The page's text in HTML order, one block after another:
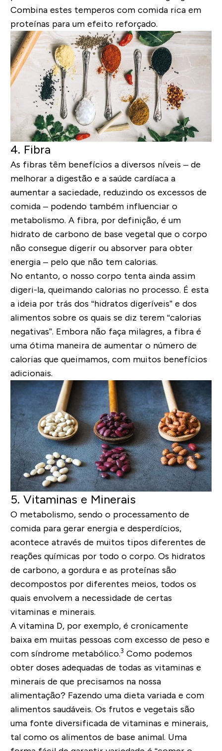
Combina estes temperos com comida rica em
proteínas para um efeito reforçado.
4. Fibra
As fibras têm benefícios a diversos níveis – de
melhorar a digestão e a saúde cardíaca a
aumentar a saciedade, reduzindo os excessos de
comida – podendo também influenciar o
metabolismo. A fibra, por definição, é um
hidrato de carbono de base vegetal que o corpo
não consegue digerir ou absorver para obter
energia – pelo que não tem calorias.
No entanto, o nosso corpo tenta ainda assim
digeri-la, queimando calorias no processo. É esta
a ideia por trás dos “hidratos digeríveis” e dos
alimentos sobre os quais se diz terem “calorias
negativas”. Embora não faça milagres, a fibra é
uma ótima maneira de aumentar o número de
calorias que queimamos, com muitos benefícios
adicionais.
5. Vitaminas e Minerais
O metabolismo, sendo o processamento de
comida para gerar energia e desperdícios,
acontece através de muitos tipos diferentes de
reações químicas por todo o corpo. Os hidratos
de carbono, a gordura e as proteínas são
decompostos por diferentes meios, todos os
quais envolvem a necessidade de certas
vitaminas e minerais.
A vitamina D, por exemplo, é cronicamente
baixa em muitas pessoas com excesso de peso e
com síndrome metabólico.3 Como podemos
obter doses adequadas de todas as vitaminas e
minerais de que precisamos na nossa
alimentação? Fazendo uma dieta variada e com
alimentos saudáveis. Os frutos e vegetais são
uma fonte diversificada de vitaminas e minerais,
tal como os alimentos de base animal. Uma